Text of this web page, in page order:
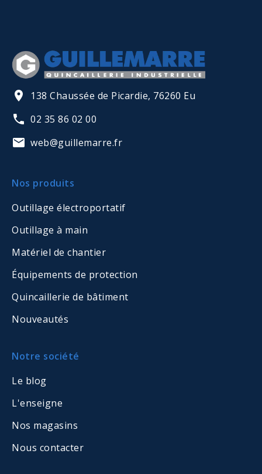
138 Chaussée de Picardie, 76260 Eu
02 35 86 02 00
web@guillemarre.fr
Nos produits
Outillage électroportatif
Outillage à main
Matériel de chantier
Équipements de protection
Quincaillerie de bâtiment
Nouveautés
Notre société
Le blog
L'enseigne
Nos magasins
Nous contacter